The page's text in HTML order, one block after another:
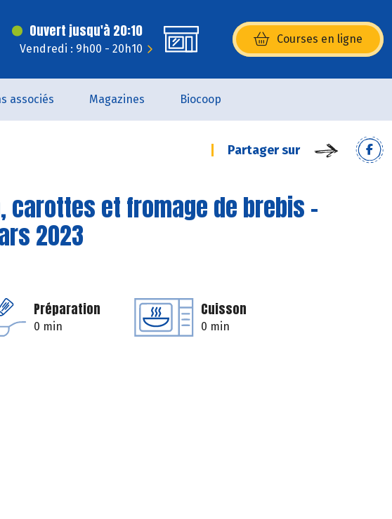
Ouvert jusqu'à 20:10
Vendredi : 9h00 - 20h10
Courses en ligne
(s’ouvre dans une nouvelle
associés Magazines Biocoop
Partager sur
carottes et fromage de brebis -
2023
Préparation
0 min
Cuisson
0 min